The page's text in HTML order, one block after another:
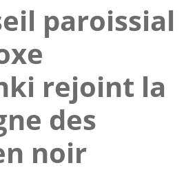
paroissial
rejoint la
des
noir